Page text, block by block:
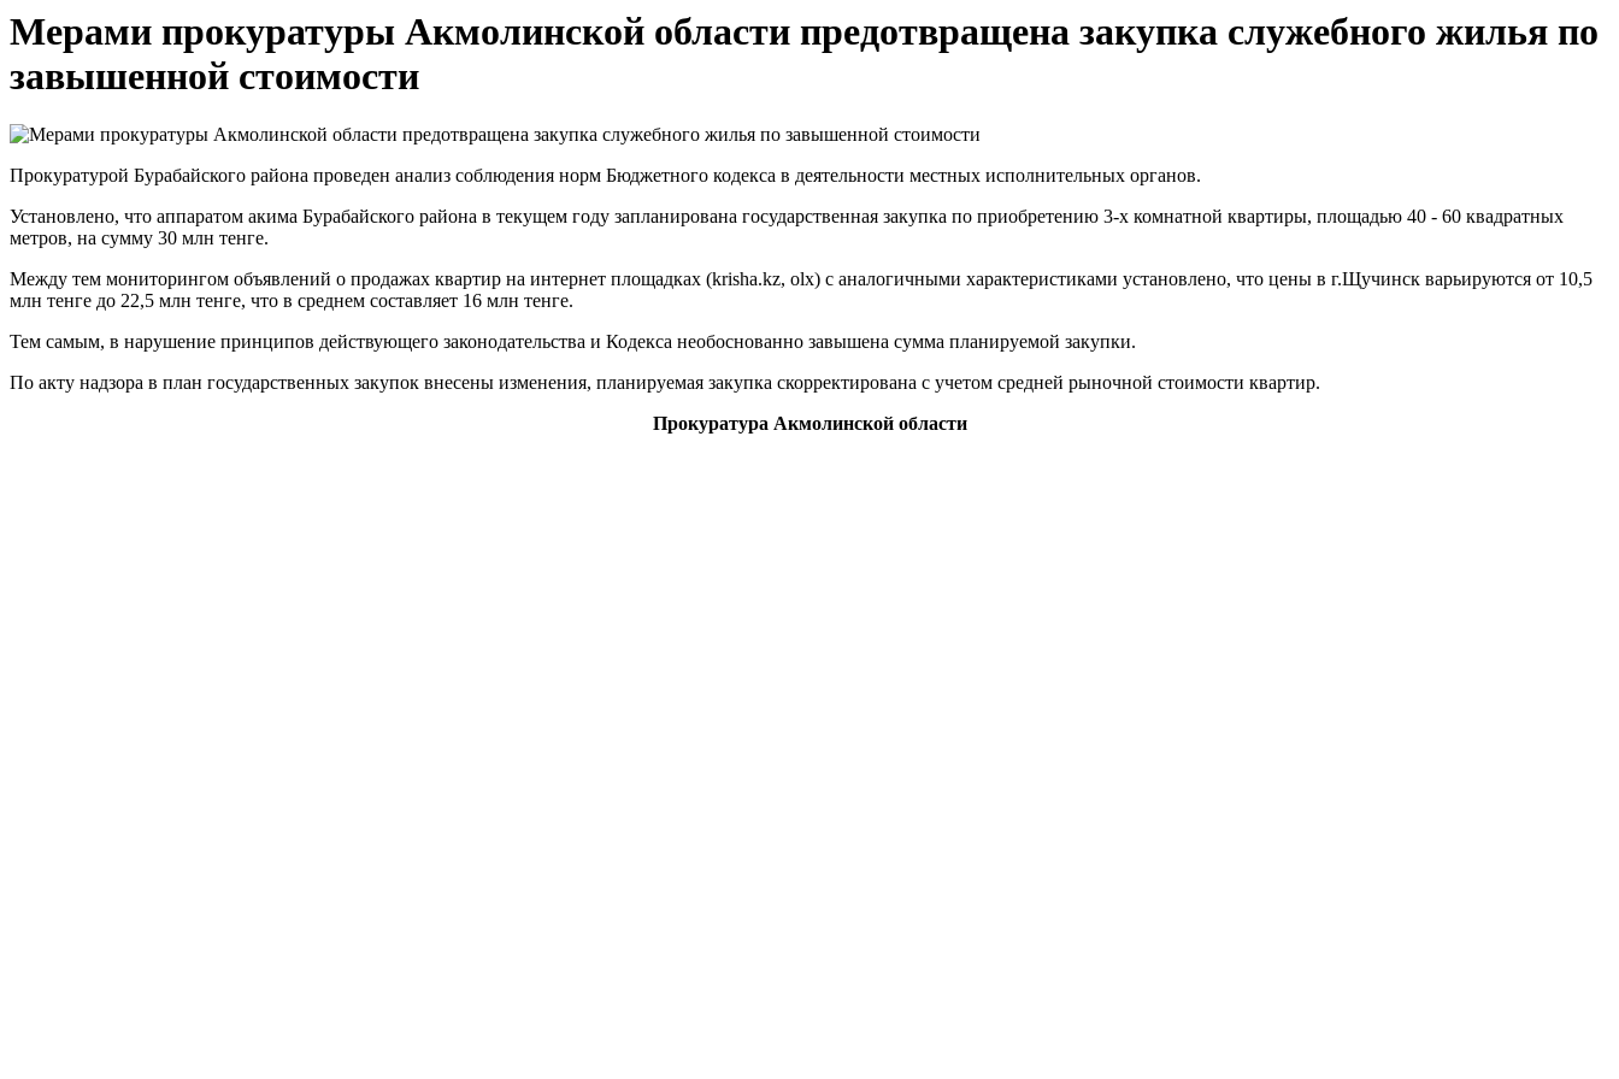
Мерами прокуратуры Акмолинской области предотвращена закупка служебного жилья по
завышенной стоимости
Прокуратурой Бурабайского района проведен анализ соблюдения норм Бюджетного кодекса в деятельности местных исполнительных органов.
Установлено, что аппаратом акима Бурабайского района в текущем году запланирована государственная закупка по приобретению 3-х комнатной квартиры, площадью 40 - 60 квадратных
метров, на сумму 30 млн тенге.
Между тем мониторингом объявлений о продажах квартир на интернет площадках (krisha.kz, olx) с аналогичными характеристиками установлено, что цены в г.Щучинск варьируются от 10,5
млн тенге до 22,5 млн тенге, что в среднем составляет 16 млн тенге.
Тем самым, в нарушение принципов действующего законодательства и Кодекса необоснованно завышена сумма планируемой закупки.
По акту надзора в план государственных закупок внесены изменения, планируемая закупка скорректирована с учетом средней рыночной стоимости квартир.
Прокуратура Акмолинской области